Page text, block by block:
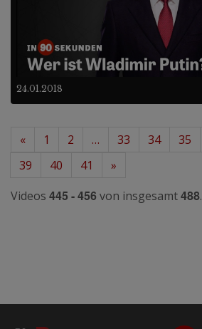
24.01.2018
« 1 2 … 33 34 35
39
40 41
»
Videos 445 - 456 von insgesamt488.